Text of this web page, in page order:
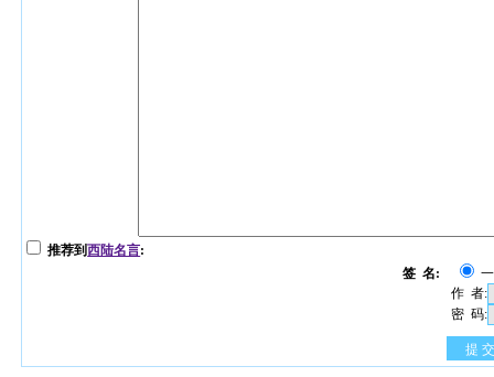
推荐到西陆名言:
签 名:
作 者:
密 码:
提 交